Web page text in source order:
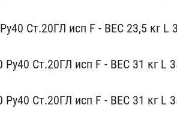
Ст.20ГЛ исп F - ВЕС​ 23,5 кг L
Ст.20ГЛ ​исп F - ВЕС 31 кг L
Ст.20ГЛ исп F - ВЕС ​31 кг L